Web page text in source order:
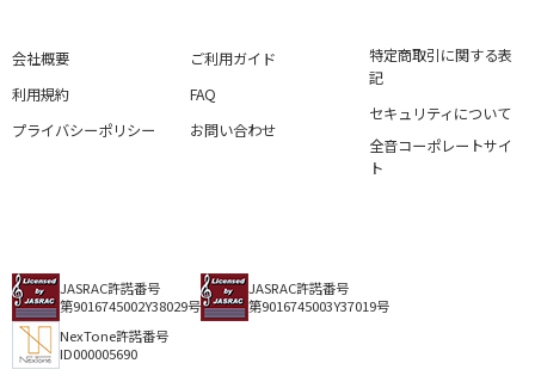
会社概要
利用規約
プライバシーポリシー
ご利用ガイド
FAQ
お問い合わせ
特定商取引に関する表
記
セキュリティについて
全音コーポレートサイ
ト
JASRAC許諾番号
第9016745002Y38029号
JASRAC許諾番号
第9016745003Y37019号
NexTone許諾番号
ID000005690